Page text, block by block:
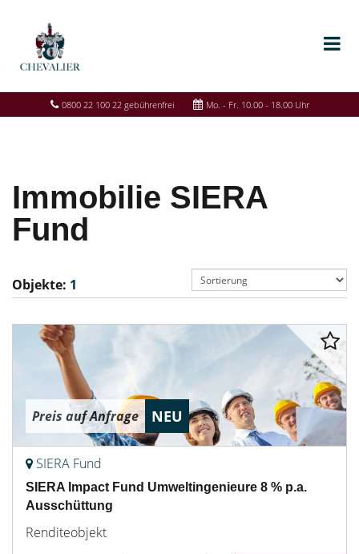
0800 22 100 22 gebührenfrei Mo. - Fr. 10.00 - 18.00 Uhr
Immobilie SIERA
Fund
Objekte: 1
Preis auf Anfrage NEU
SIERA Fund
SIERA Impact Fund Umweltingenieure 8 % p.a.
Ausschüttung
Renditeobjekt